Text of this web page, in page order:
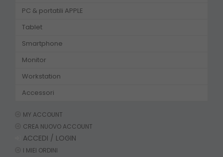
PC & portatili APPLE
Tablet
Smartphone
Monitor
Workstation
Accessori
MY ACCOUNT
CREA NUOVO ACCOUNT
ACCEDI / LOGIN
I MIEI ORDINI